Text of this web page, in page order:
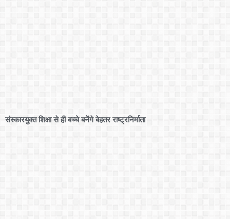
संस्कारयुक्त शिक्षा से ही बच्चे बनेंगे बेहतर राष्ट्रनिर्माता